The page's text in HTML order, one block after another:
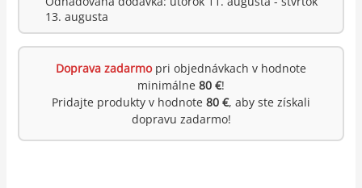
13. augusta
Doprava zadarmopri objednávkach v hodnote
minimálne 80 €!
Pridajte produkty v hodnote 80 €, aby ste získali
dopravu zadarmo!